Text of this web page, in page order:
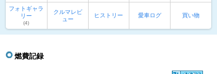
フォトギャラ
リー
(4)
クルマレビ
ュー
ヒストリー 愛車ログ 買い物
燃費記録